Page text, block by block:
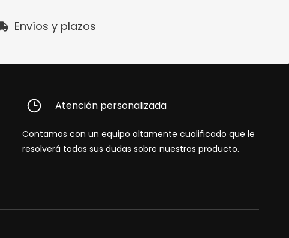
Envíos y plazos
Atención personalizada
Contamos con un equipo altamente cualificado que le
resolverá todas sus dudas sobre nuestros producto.